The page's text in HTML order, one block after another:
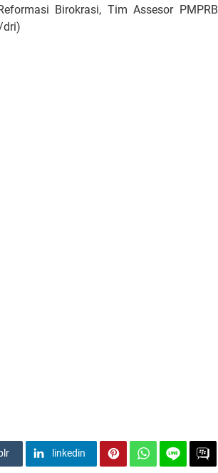
Birokrasi, Tim Assesor PMPRB
dri)
linkedin